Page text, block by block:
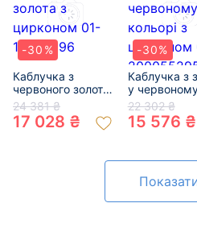
-30%
Каблучка з
червоного золота
з цирконом 01-
19280396
24 381 ₴
17 028 ₴
-30%
Каблучка з
у
кольорі з
цирконом 01-
200055295
22 302 ₴
15 576 ₴